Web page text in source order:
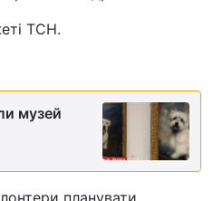
Думки
ТСН.
музей
планувати